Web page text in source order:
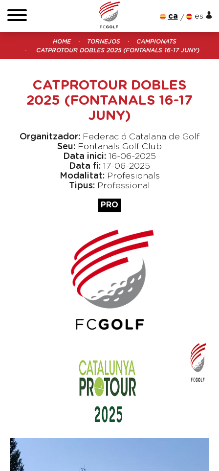
ca es
HOME TORNEJOS
CAMPIONATS
CATPROTOUR DOBLES 2025 (FONTANALS 16-17 JUNY)
CATPROTOUR DOBLES
2025 (FONTANALS 16-17
JUNY)
Organitzador: Federació Catalana de Golf
Seu: Fontanals Golf Club
Data inici: 16-06-2025
Data fi: 17-06-2025
Modalitat: Profesionals
Tipus: Professional
PRO